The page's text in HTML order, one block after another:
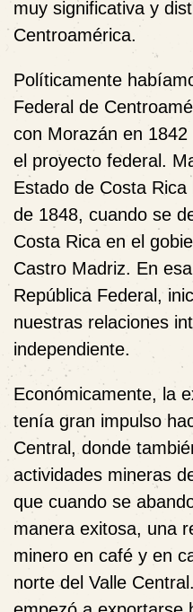
muy significativa y
Centroamérica.
Políticamente
Federal de
con Morazán en
el proyecto federal.
Estado de Costa
de 1848, cuando se
Costa Rica en el
Castro Madriz. En
República Federal,
nuestras relaciones
independiente.
Económicamente, la
tenía gran impulso
Central, donde
actividades mineras
que cuando se
manera exitosa, una
minero en café y en
norte del Valle